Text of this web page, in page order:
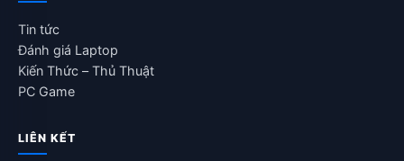
Tin tức
Đánh giá Laptop
Kiến Thức – Thủ Thuật
PC Game
LIÊN KẾT